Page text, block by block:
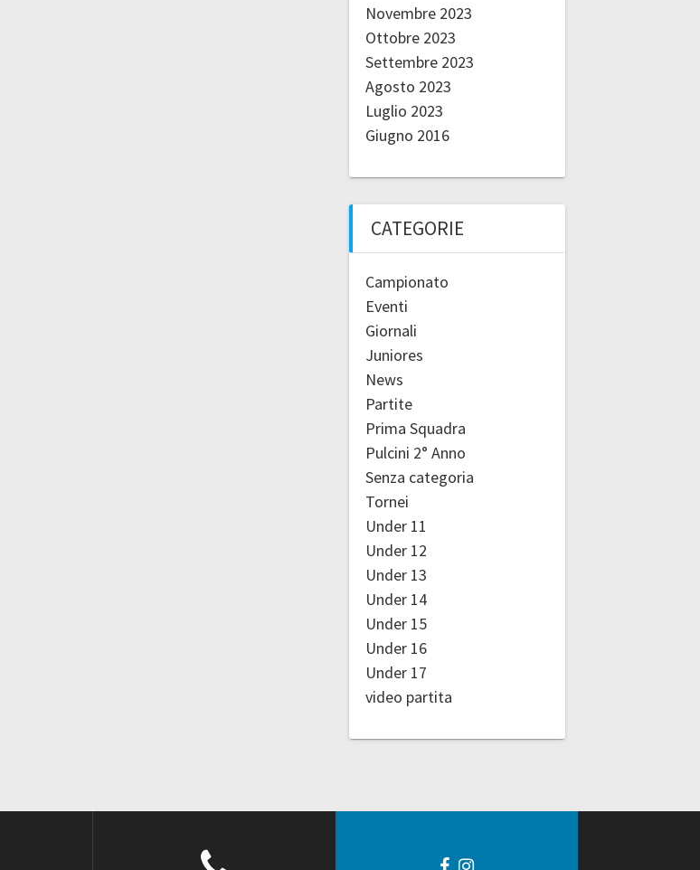
Novembre 2023
Ottobre 2023
Settembre 2023
Agosto 2023
Luglio 2023
Giugno 2016
CATEGORIE
Campionato
Eventi
Giornali
Juniores
News
Partite
Prima Squadra
Pulcini 2° Anno
Senza categoria
Tornei
Under 11
Under 12
Under 13
Under 14
Under 15
Under 16
Under 17
video partita